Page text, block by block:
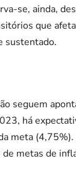
se, ainda,
que
sustentado.
seguem
há
meta
metas de